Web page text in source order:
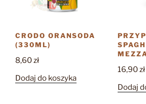
CRODO ORANSODA
(330ML)
8,60zł
Dodaj do koszyka
16,90zł
Dodaj